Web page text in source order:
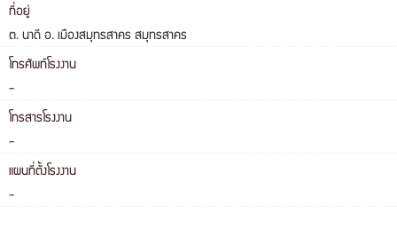
ที่อยู่
ต. นาดี อ. เมืองสมุทรสาคร สมุทรสาคร
โทรศัพท์โรงงาน
-
โทรสารโรงงาน
-
แผนที่ตั้งโรงงาน
-